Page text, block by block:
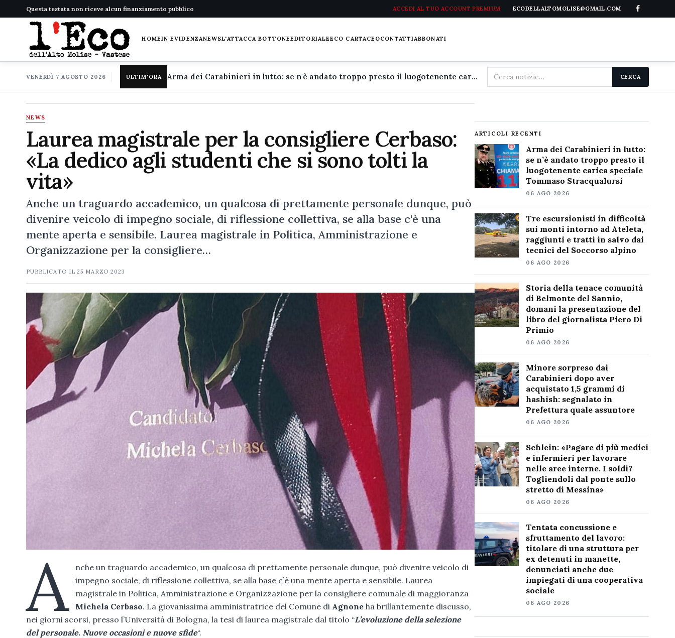
Questa testata non riceve alcun finanziamento pubblico ACCEDI AL TUO ACCOUNT PREMIUM ECODELLALTOMOLISE@GMAIL.COM
HOMEIN EVIDENZANEWSL'ATTACCA BOTTONEEDITORIALEECO CARTACEOCONTATTIABBONATI
VENERDÌ 7 AGOSTO 2026 ULTIM'ORA Arma dei Carabinieri in lutto: se n'è andato troppo presto il luogotenente carica speciale Tommaso Stracqualursi
Cerca
nel
CERCA
NEWS
Laurea magistrale per la consigliere Cerbaso:
«La dedico agli studenti che si sono tolti la
vita»
Anche un traguardo accademico, un qualcosa di prettamente personale dunque, può
divenire veicolo di impegno sociale, di riflessione collettiva, se alla base c'è una
mente aperta e sensibile. Laurea magistrale in Politica, Amministrazione e
Organizzazione per la consigliere…
PUBBLICATO IL25 MARZO 2023
A
nche un traguardo accademico, un qualcosa di prettamente personale dunque, può divenire veicolo di
impegno sociale, di riflessione collettiva, se alla base c’è una mente aperta e sensibile. Laurea
magistrale in Politica, Amministrazione e Organizzazione per la consigliere comunale di maggioranza
Michela Cerbaso. La giovanissima amministratrice del Comune di Agnoneha brillantemente discusso,
nei giorni scorsi, presso l’Università di Bologna, la tesi di laurea magistrale dal titolo “L’evoluzione della selezione
del personale. Nuove occasioni e nuove sfide“.
ARTICOLI RECENTI
Arma dei Carabinieri in lutto:
se n’è andato troppo presto il
luogotenente carica speciale
Tommaso Stracqualursi
06 AGO 2026
Tre escursionisti in difficoltà
sui monti intorno ad Ateleta,
raggiunti e tratti in salvo dai
tecnici del Soccorso alpino
06 AGO 2026
Storia della tenace comunità
di Belmonte del Sannio,
domani la presentazione del
libro del giornalista Piero Di
Primio
06 AGO 2026
Minore sorpreso dai
Carabinieri dopo aver
acquistato 1,5 grammi di
hashish: segnalato in
Prefettura quale assuntore
06 AGO 2026
Schlein: «Pagare di più medici
e infermieri per lavorare
nelle aree interne. I soldi?
Togliendoli dal ponte sullo
stretto di Messina»
06 AGO 2026
Tentata concussione e
sfruttamento del lavoro:
titolare di una struttura per
ex detenuti in manette,
denunciati anche due
impiegati di una cooperativa
sociale
06 AGO 2026